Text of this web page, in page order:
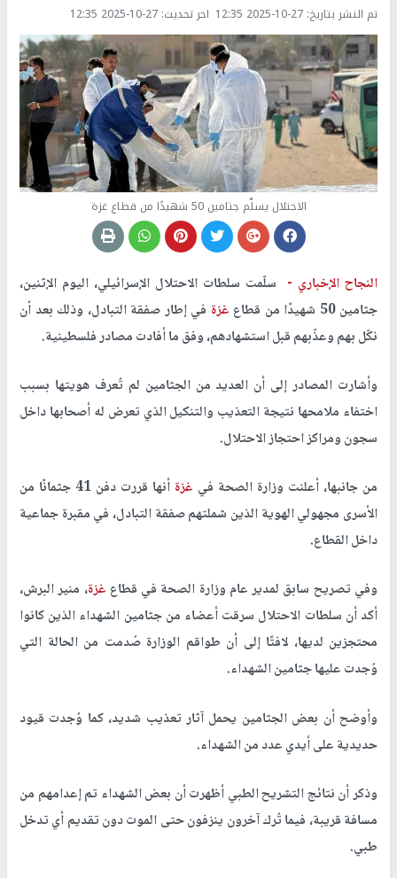
تم النشر بتاريخ: 2025-10-27 12:35 اخر تحديث: 2025-10-27 12:35
الاحتلال يسلّم جثامين 50 شهيدًا من قطاع غزة
النجاح الإخباري - سلّمت سلطات الاحتلال الإسرائيلي، اليوم الإثنين،
جثامين 50 شهيدًا من قطاع
غزة في إطار صفقة التبادل، وذلك بعد أن
نكّل بهم وعذّبهم قبل استشهادهم، وفق ما أفادت مصادر فلسطينية.
وأشارت المصادر إلى أن العديد من الجثامين لم تُعرف هويتها بسبب
اختفاء ملامحها نتيجة التعذيب والتنكيل الذي تعرض له أصحابها داخل
سجون ومراكز احتجاز الاحتلال.
من جانبها، أعلنت وزارة الصحة في غزة
أنها قررت دفن 41 جثمانًا من
الأسرى مجهولي الهوية الذين شملتهم صفقة التبادل، في مقبرة جماعية
داخل القطاع.
وفي تصريح سابق لمدير عام وزارة الصحة في قطاع غزة، منير البرش،
أكد أن سلطات الاحتلال سرقت أعضاء من جثامين الشهداء الذين كانوا
محتجزين لديها، لافتًا إلى أن طواقم الوزارة صُدمت من الحالة التي
وُجدت عليها جثامين الشهداء.
وأوضح أن بعض الجثامين يحمل آثار تعذيب شديد، كما وُجدت قيود
حديدية على أيدي عدد من الشهداء.
وذكر أن نتائج التشريح الطبي أظهرت أن بعض الشهداء تم إعدامهم من
مسافة قريبة، فيما تُرك آخرون ينزفون حتى الموت دون تقديم أي تدخل
طبي.